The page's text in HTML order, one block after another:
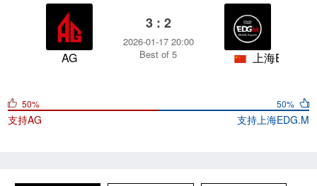
AG
3 : 2
2026-01-17 20:00
Best of 5
50%
支持上海EDG.M
50%
支持AG